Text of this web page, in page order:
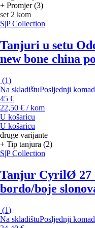
+ Promjer (3)
set 2 kom
S|P Collection
Tanjuri u setu
new bone china
(1)
Na skladištuPosljednji
45 €
22,50 € / kom
U košaricu
U košaricu
druge varijante
+ Tip tanjura (2)
S|P Collection
Tanjur CyrilØ 27
bordo/boje
(1)
Na skladištuPosljednji komad